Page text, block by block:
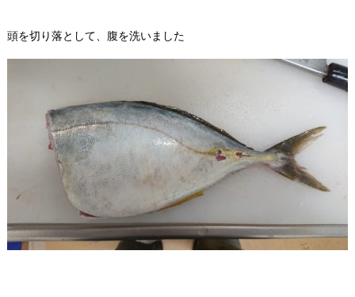
頭を切り落として、腹を洗いました